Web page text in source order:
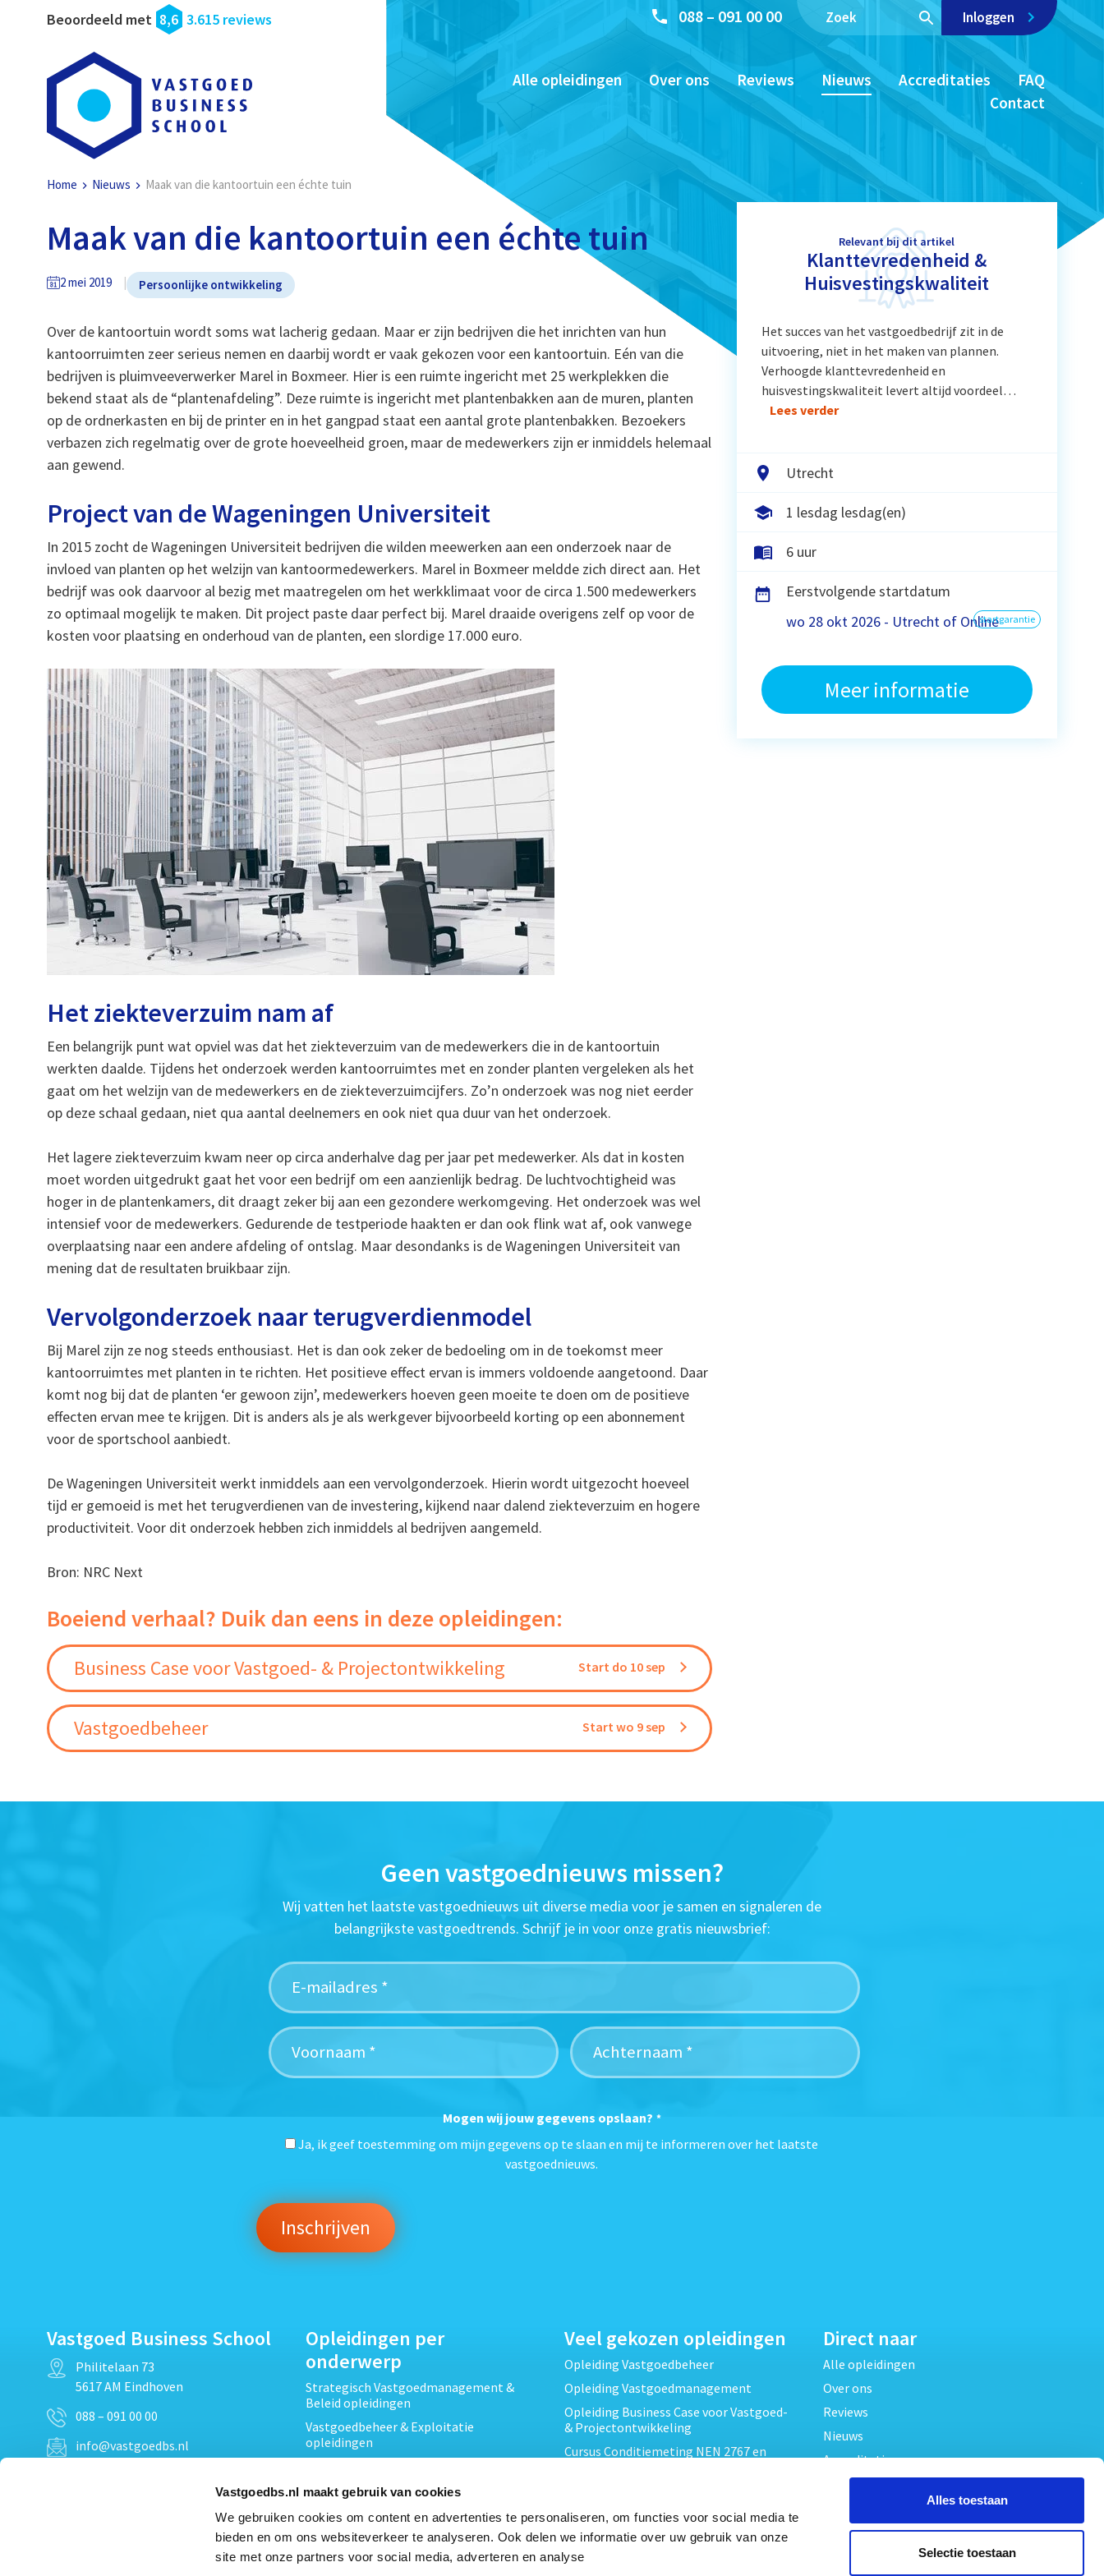
Vastgoedbs.nl maakt gebruik van cookies
We gebruiken cookies om content en advertenties te personaliseren, om functies voor social media te
bieden en om ons websiteverkeer te analyseren. Ook delen we informatie over uw gebruik van onze
site met onze partners voor social media, adverteren en analyse
Alles toestaan
Selectie toestaan
Beoordeeld met 8,6 3.615 reviews 088 – 091 00 00 Inloggen
Alle opleidingen Over ons Reviews Nieuws Accreditaties
FAQ
Contact
Home Nieuws Maak van die kantoortuin een échte tuin
Maak van die kantoortuin een échte tuin
2 mei 2019 Persoonlijke ontwikkeling
Over de kantoortuin wordt soms wat lacherig gedaan. Maar er zijn bedrijven die het inrichten van hun
kantoorruimten zeer serieus nemen en daarbij wordt er vaak gekozen voor een kantoortuin. Eén van die
bedrijven is pluimveeverwerker Marel in Boxmeer. Hier is een ruimte ingericht met 25 werkplekken die
bekend staat als de “plantenafdeling”. Deze ruimte is ingericht met plantenbakken aan de muren, planten
op de ordnerkasten en bij de printer en in het gangpad staat een aantal grote plantenbakken. Bezoekers
verbazen zich regelmatig over de grote hoeveelheid groen, maar de medewerkers zijn er inmiddels helemaal
aan gewend.
Project van de Wageningen Universiteit
In 2015 zocht de Wageningen Universiteit bedrijven die wilden meewerken aan een onderzoek naar de
invloed van planten op het welzijn van kantoormedewerkers. Marel in Boxmeer meldde zich direct aan. Het
bedrijf was ook daarvoor al bezig met maatregelen om het werkklimaat voor de circa 1.500 medewerkers
zo optimaal mogelijk te maken. Dit project paste daar perfect bij. Marel draaide overigens zelf op voor de
kosten voor plaatsing en onderhoud van de planten, een slordige 17.000 euro.
Het ziekteverzuim nam af
Een belangrijk punt wat opviel was dat het ziekteverzuim van de medewerkers die in de kantoortuin
werkten daalde. Tijdens het onderzoek werden kantoorruimtes met en zonder planten vergeleken als het
gaat om het welzijn van de medewerkers en de ziekteverzuimcijfers. Zo’n onderzoek was nog niet eerder
op deze schaal gedaan, niet qua aantal deelnemers en ook niet qua duur van het onderzoek.
Het lagere ziekteverzuim kwam neer op circa anderhalve dag per jaar pet medewerker. Als dat in kosten
moet worden uitgedrukt gaat het voor een bedrijf om een aanzienlijk bedrag. De luchtvochtigheid was
hoger in de plantenkamers, dit draagt zeker bij aan een gezondere werkomgeving. Het onderzoek was wel
intensief voor de medewerkers. Gedurende de testperiode haakten er dan ook flink wat af, ook vanwege
overplaatsing naar een andere afdeling of ontslag. Maar desondanks is de Wageningen Universiteit van
mening dat de resultaten bruikbaar zijn.
Vervolgonderzoek naar terugverdienmodel
Bij Marel zijn ze nog steeds enthousiast. Het is dan ook zeker de bedoeling om in de toekomst meer
kantoorruimtes met planten in te richten. Het positieve effect ervan is immers voldoende aangetoond. Daar
komt nog bij dat de planten ‘er gewoon zijn’, medewerkers hoeven geen moeite te doen om de positieve
effecten ervan mee te krijgen. Dit is anders als je als werkgever bijvoorbeeld korting op een abonnement
voor de sportschool aanbiedt.
De Wageningen Universiteit werkt inmiddels aan een vervolgonderzoek. Hierin wordt uitgezocht hoeveel
tijd er gemoeid is met het terugverdienen van de investering, kijkend naar dalend ziekteverzuim en hogere
productiviteit. Voor dit onderzoek hebben zich inmiddels al bedrijven aangemeld.
Bron: NRC Next
Boeiend verhaal? Duik dan eens in deze opleidingen:
Business Case voor Vastgoed- & Projectontwikkeling Start do 10 sep
Vastgoedbeheer Start wo 9 sep
Relevant bij dit artikel
Klanttevredenheid &
Huisvestingskwaliteit
Het succes van het vastgoedbedrijf zit in de
uitvoering, niet in het maken van plannen.
Verhoogde klanttevredenheid en
huisvestingskwaliteit levert altijd voordeel…
Lees verder
Utrecht
1 lesdag lesdag(en)
6 uur
Eerstvolgende startdatum
wo 28 okt 2026 - Utrecht of Onlinestartgarantie
Meer informatie
Geen vastgoednieuws missen?
Wij vatten het laatste vastgoednieuws uit diverse media voor je samen en signaleren de
belangrijkste vastgoedtrends. Schrijf je in voor onze gratis nieuwsbrief:
Mogen wij jouw gegevens opslaan? *
Ja, ik geef toestemming om mijn gegevens op te slaan en mij te informeren over het laatste
vastgoednieuws.
Vastgoed Business School
Philitelaan 73
5617 AM Eindhoven
088 – 091 00 00
info@vastgoedbs.nl
Opleidingen per
onderwerp
Strategisch Vastgoedmanagement &
Beleid opleidingen
Vastgoedbeheer & Exploitatie
opleidingen
Projectontwikkeling &
Techniek, Onderhoud & Inspectie
Opleidingen
Verduurzaming en Energieprestatie
Veel gekozen opleidingen
Opleiding Vastgoedbeheer
Opleiding Vastgoedmanagement
Opleiding Business Case voor Vastgoed-
& Projectontwikkeling
Cursus Conditiemeting NEN 2767 en
Cursus EP-W Basis Woningen
Opleiding Professioneel VvE-beheer
Opleiding Projectleider Vastgoed
Direct naar
Alle opleidingen
Over ons
Reviews
Nieuws
Accreditaties
Algemene voorwaarden
Privacy verklaring